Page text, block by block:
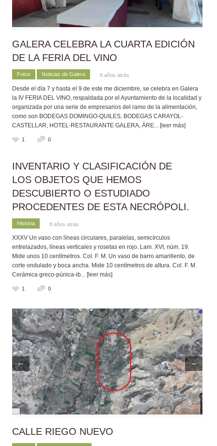
GALERA CELEBRA LA CUARTA EDICIÓN
DE LA FERIA DEL VINO
Fotos Noticias de Galera 8 años atrás
Desde el día 7 y hasta el 9 de este me diciembre, se celebra en Galera
la IV FERIA DEL VINO, respaldada por el Ayuntamiento de la localidad y
organizada por una serie de empresarios del ramo de la alimentación,
como son BODEGAS DOMINGO-QUILES, BODEGAS CARAYOL-
CASTELLAR, HOTEL-RESTAURANTE GALERA, ÁRE... [leer más]
1 0
INVENTARIO Y CLASIFICACIÓN DE
LOS OBJETOS QUE HEMOS
DESCUBIERTO O ESTUDIADO
PROCEDENTES DE ESTA NECRÓPOLI.
Historia 8 años atrás
XXXV Un vaso con líneas circulares, paralelas, semicírculos
entrelazados, líneas verticales y rosetas en rojo. Lam. XVI, núm. 19.
Mide unos 10 centímetros. Col. F. M. Un vaso de barro amarillento, de
corte ondulado y boca ancha. Mide 10 centímetros de altura. Col. F. M.
Cerámica greco-púnica-ib... [leer más]
1 0
← →
CALLE RIEGO NUEVO